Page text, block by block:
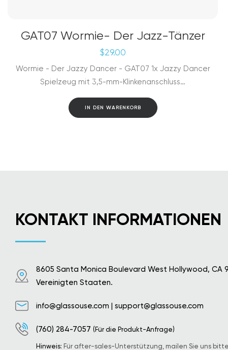
GAT07 Wormie- Der Jazz-Tänzer
$29.00
Wormie - Der Jazzy Dancer - GAT07 1x Jazzy Dancer
Spielzeug mit 3,5-mm-Klinkenanschluss…
IN DEN WARENKORB
KONTAKT INFORMATIONEN
8605 Santa Monica Boulevard West Hollywood, CA
Vereinigten Staaten.
info@glassouse.com | support@glassouse.com
(760) 284-7057 (Für die Produkt-Anfrage)
Hinweis: Für after-sales-Unterstützung, mailen Sie uns